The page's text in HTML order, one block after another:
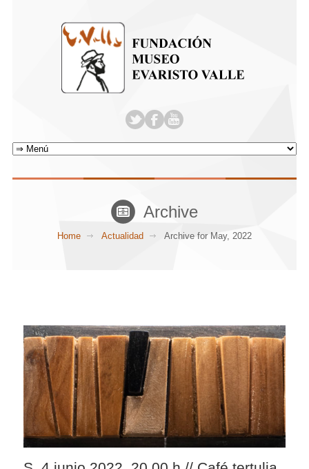
Archive
Home Actualidad Archive for May, 2022